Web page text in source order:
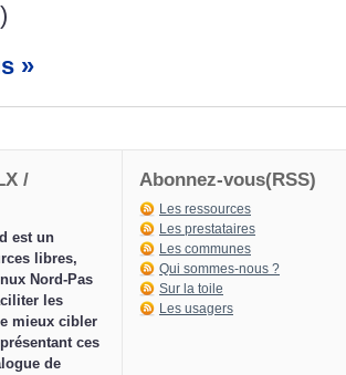
»
/
est un
libres,
Nord-Pas
les
mieux cibler
ces
de
Abonnez-vous(RSS)
Les ressources
Les prestataires
Les communes
Qui sommes-nous ?
Sur la toile
Les usagers